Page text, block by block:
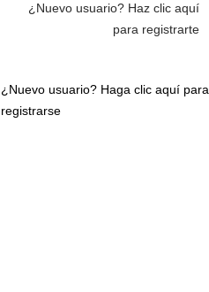
¿Nuevo usuario? Haz clic aquí
para registrarte
¿Nuevo usuario? Haga clic aquí para
registrarse